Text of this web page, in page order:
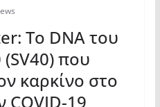
Το DNA του
που
καρκίνο στο
COVID-19